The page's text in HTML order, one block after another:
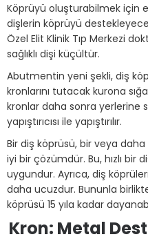
Köprüyü oluşturabilmek için
dişlerin köprüyü
Özel Elit Klinik Tıp Merkezi
sağlıklı dişi küçültür.
Abutmentin yeni şekli, diş
kronlarını tutacak kurona
kronlar daha sonra yerlerine
yapıştırıcısı ile yapıştırılır.
Bir diş köprüsü, bir veya
iyi bir çözümdür. Bu, hızlı bir
uygundur. Ayrıca, diş
daha ucuzdur. Bununla
köprüsü 15 yıla kadar
Kron: Metal